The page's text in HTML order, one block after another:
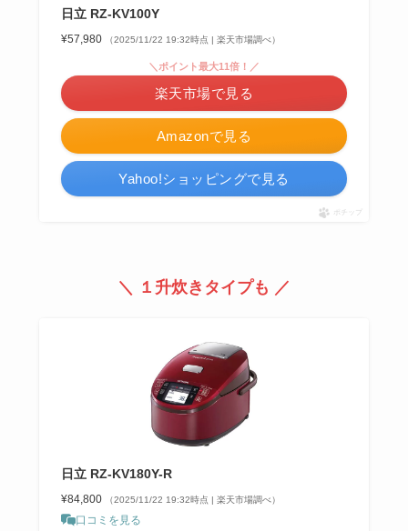
日立 RZ-KV100Y
¥57,980 （2025/11/22 19:32時点 | 楽天市場調べ）
Amazonで見る
＼ポイント最大11倍！／
楽天市場で見る
Yahoo!ショッピングで見る
ポチップ
＼ １升炊きタイプも ／
日立 RZ-KV180Y-R
¥84,800 （2025/11/22 19:32時点 | 楽天市場調べ）
口コミを見る